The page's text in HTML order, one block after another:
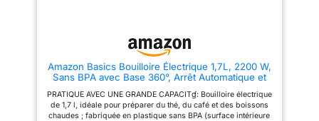
pour assurer la
tranquillité d'esprit
Amazon Basics Bouilloire Électrique 1,7L, 2200 W,
Sans BPA avec Base 360°, Arrêt Automatique et
PRATIQUE AVEC UNE GRANDE CAPACITɠ: Bouilloire électrique
de 1,7 l, idéale pour préparer du thé, du café et des boissons
chaudes ; fabriquée en plastique sans BPA (surface intérieure